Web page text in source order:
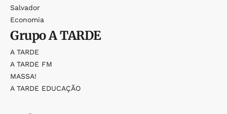
Salvador
Economia
GrupoA TARDE
A TARDE
A TARDE FM
MASSA!
A TARDE EDUCAÇÃO